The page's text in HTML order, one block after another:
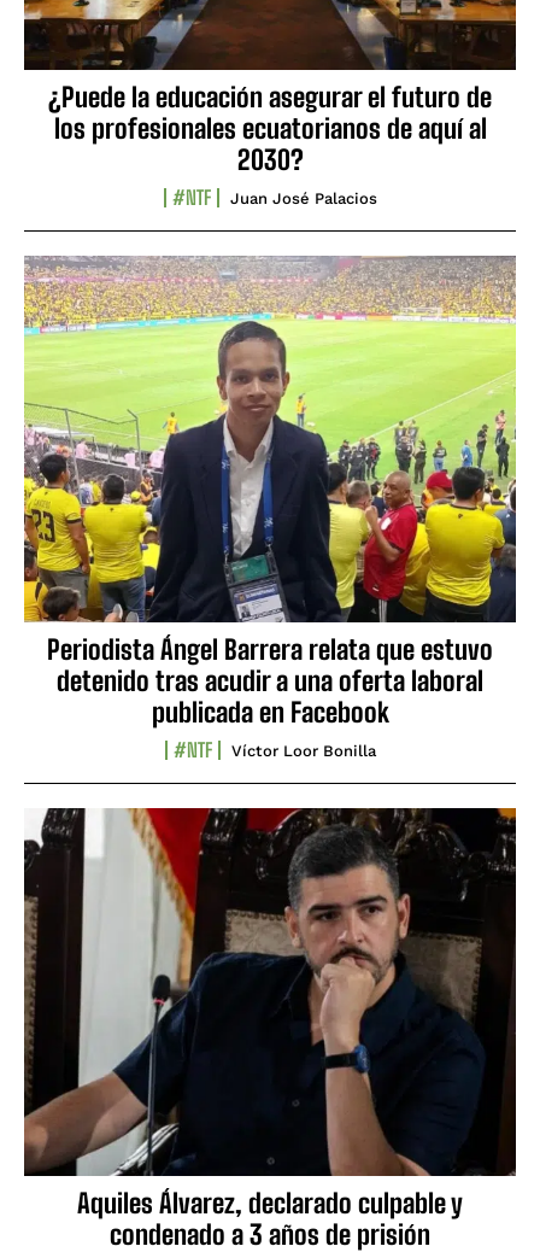
¿Puede la educación asegurar el futuro de
los profesionales ecuatorianos de aquí al
2030?
#NTF Juan José Palacios
Periodista Ángel Barrera relata que estuvo
detenido tras acudir a una oferta laboral
publicada en Facebook
#NTF Víctor Loor Bonilla
Aquiles Álvarez, declarado culpable y
condenado a 3 años de prisión